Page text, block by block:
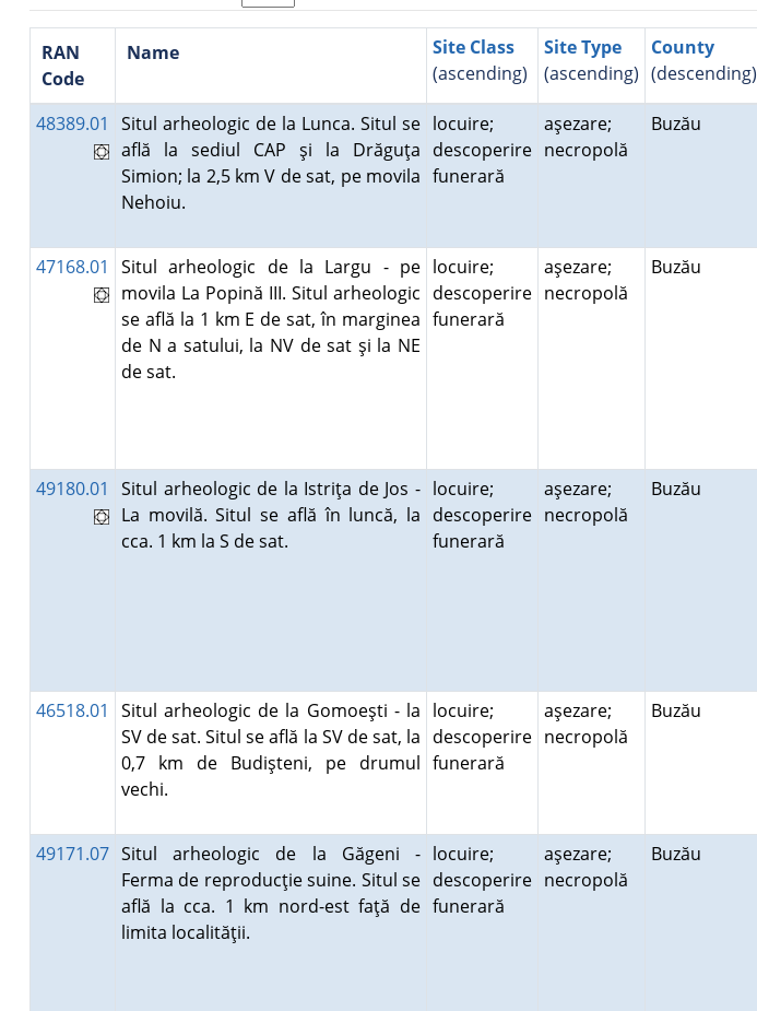
RAN
Code
Name
Site Class
(ascending)
Site Type
(ascending)
County
(descending)
48389.01
Situl arheologic de la Lunca. Situl se
află la sediul CAP şi la Drăguţa
Simion; la 2,5 km V de sat, pe movila
Nehoiu.
locuire;
descoperire
funerară
aşezare;
necropolă
Buzău
47168.01
Situl arheologic de la Largu - pe
movila La Popină III. Situl arheologic
se află la 1 km E de sat, în marginea
de N a satului, la NV de sat şi la NE
de sat.
locuire;
descoperire
funerară
aşezare;
necropolă
Buzău
49180.01
Situl arheologic de la Istriţa de Jos -
La movilă. Situl se află în luncă, la
cca. 1 km la S de sat.
locuire;
descoperire
funerară
aşezare;
necropolă
Buzău
46518.01
Situl arheologic de la Gomoeşti - la
SV de sat. Situl se află la SV de sat, la
0,7 km de Budişteni, pe drumul
vechi.
locuire;
descoperire
funerară
aşezare;
necropolă
Buzău
49171.07 Situl arheologic de la Găgeni -
Ferma de reproducţie suine. Situl se
află la cca. 1 km nord-est faţă de
limita localităţii.
locuire;
descoperire
funerară
aşezare;
necropolă
Buzău